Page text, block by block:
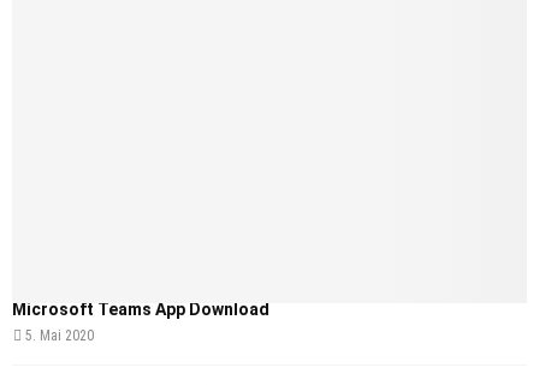
Microsoft Teams App Download
5. Mai 2020